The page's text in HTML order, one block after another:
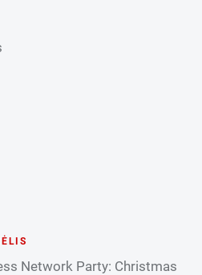
Network Party: Christmas